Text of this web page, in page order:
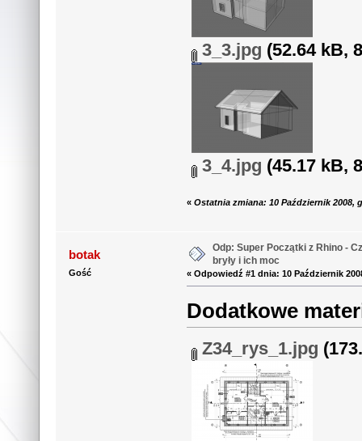
3_3.jpg (52.64 kB,
3_4.jpg (45.17 kB,
«Ostatnia zmiana: 10 Październik 2008,
botak
Gość
Odp: Super Początki z Rhino -
bryły i ich moc
«Odpowiedź #1 dnia: 10 Październik
Dodatkowe
Z34_rys_1.jpg